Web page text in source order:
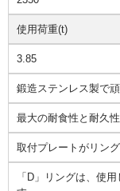
使用荷重(t)
3.85
鍛造ステンレス製で頑
最大の耐食性と耐久
取付プレートがリン
「D」リングは、使